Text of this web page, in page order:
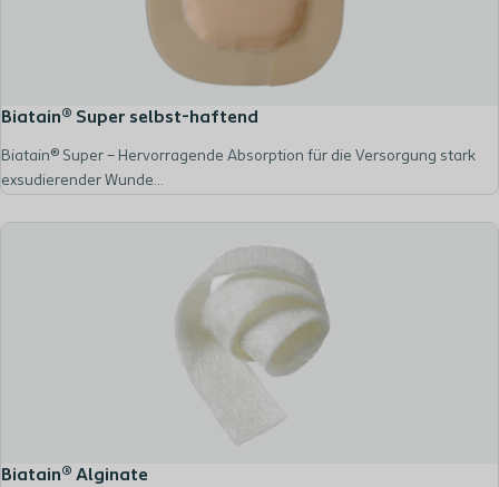
Biatain® Super selbst-haftend
Biatain® Super – Hervorragende Absorption für die Versorgung stark
exsudierender Wunde...
Biatain® Alginate